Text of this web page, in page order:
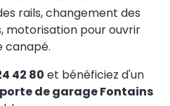
rails, changement des
motorisation pour ouvrir
canapé.
42 80 et bénéficiez d'un
de garage Fontains